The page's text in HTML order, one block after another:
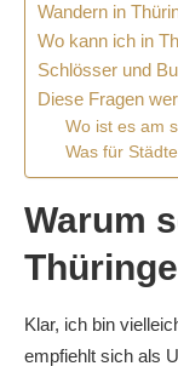
Wandern in
Wo kann ich in
Schlösser und
Diese Fragen
Wo ist es am
Was für
Warum
Klar, ich bin
empfiehlt sich als